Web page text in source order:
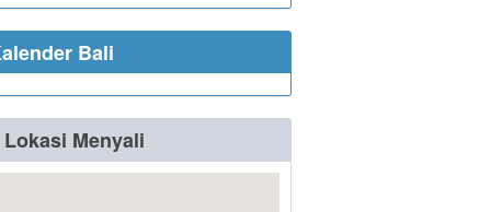
Bali
Lokasi Menyali